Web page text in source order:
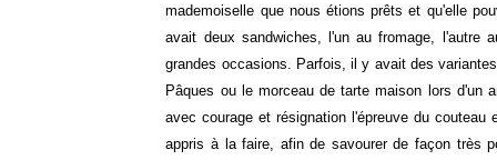
mademoiselle que nous étions prêts et qu'elle
avait deux sandwiches, l'un au fromage, l'autre
grandes occasions. Parfois, il y avait des
Pâques ou le morceau de tarte maison lors d'un
avec courage et résignation l'épreuve du
appris à la faire, afin de savourer de façon très